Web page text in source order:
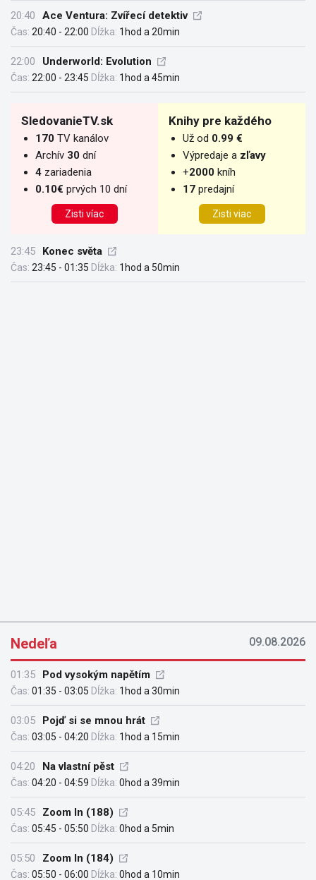
20:40 Ace Ventura: Zvířecí detektiv
Čas: 20:40 - 22:00 Dĺžka: 1hod a 20min
22:00 Underworld: Evolution
Čas: 22:00 - 23:45 Dĺžka: 1hod a 45min
SledovanieTV.sk
170 TV kanálov
Archív 30 dní
4 zariadenia
0.10€ prvých 10 dní
Zisti víac
Knihy pre každého
Už od 0.99 €
Výpredaje a zľavy
+2000 kníh
17 predajní
Zisti viac
23:45 Konec světa
Čas: 23:45 - 01:35 Dĺžka: 1hod a 50min
Nedeľa 09.08.2026
01:35 Pod vysokým napětím
Čas: 01:35 - 03:05 Dĺžka: 1hod a 30min
03:05 Pojď si se mnou hrát
Čas: 03:05 - 04:20 Dĺžka: 1hod a 15min
04:20 Na vlastní pěst
Čas: 04:20 - 04:59 Dĺžka: 0hod a 39min
05:45 Zoom In (188)
Čas: 05:45 - 05:50 Dĺžka: 0hod a 5min
05:50 Zoom In (184)
Čas: 05:50 - 06:00 Dĺžka: 0hod a 10min